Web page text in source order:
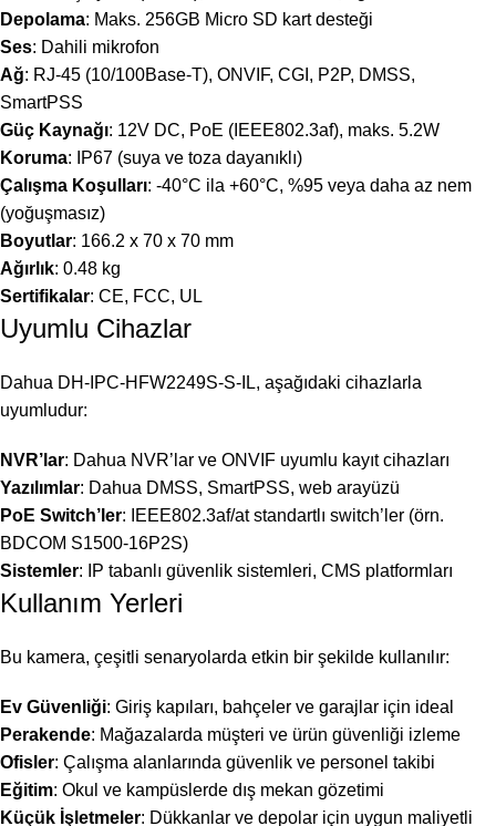
Depolama: Maks. 256GB Micro SD kart desteği
Ses: Dahili mikrofon
Ağ: RJ-45 (10/100Base-T), ONVIF, CGI, P2P, DMSS,
SmartPSS
Güç Kaynağı: 12V DC, PoE (IEEE802.3af), maks. 5.2W
Koruma: IP67 (suya ve toza dayanıklı)
Çalışma Koşulları: -40°C ila +60°C, %95 veya daha az nem
(yoğuşmasız)
Boyutlar: 166.2 x 70 x 70 mm
Ağırlık: 0.48 kg
Sertifikalar: CE, FCC, UL
Uyumlu Cihazlar
Dahua DH-IPC-HFW2249S-S-IL, aşağıdaki cihazlarla
uyumludur:
NVR’lar: Dahua NVR’lar ve ONVIF uyumlu kayıt cihazları
Yazılımlar: Dahua DMSS, SmartPSS, web arayüzü
PoE Switch’ler: IEEE802.3af/at standartlı switch’ler (örn.
BDCOM S1500-16P2S)
Sistemler: IP tabanlı güvenlik sistemleri, CMS platformları
Kullanım Yerleri
Bu kamera, çeşitli senaryolarda etkin bir şekilde kullanılır:
Ev Güvenliği: Giriş kapıları, bahçeler ve garajlar için ideal
Perakende: Mağazalarda müşteri ve ürün güvenliği izleme
Ofisler: Çalışma alanlarında güvenlik ve personel takibi
Eğitim: Okul ve kampüslerde dış mekan gözetimi
Küçük İşletmeler: Dükkanlar ve depolar için uygun maliyetli